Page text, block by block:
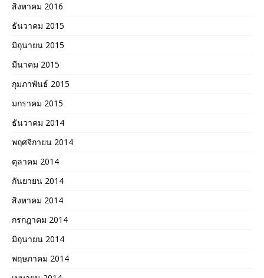
สิงหาคม 2016
ธันวาคม 2015
มิถุนายน 2015
มีนาคม 2015
กุมภาพันธ์ 2015
มกราคม 2015
ธันวาคม 2014
พฤศจิกายน 2014
ตุลาคม 2014
กันยายน 2014
สิงหาคม 2014
กรกฎาคม 2014
มิถุนายน 2014
พฤษภาคม 2014